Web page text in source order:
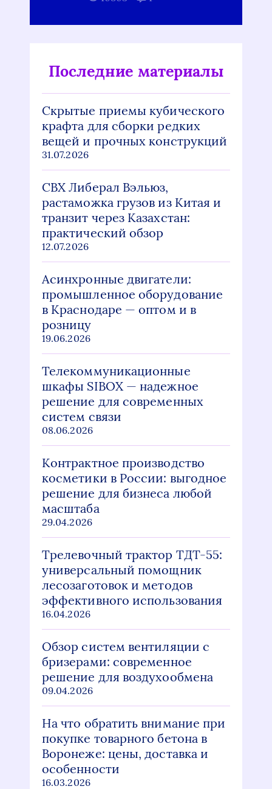
Последние материалы
Скрытые приемы кубического
крафта для сборки редких
вещей и прочных конструкций
31.07.2026
СВХ Либерал Вэльюз,
растаможка грузов из Китая и
транзит через Казахстан:
практический обзор
12.07.2026
Асинхронные двигатели:
промышленное оборудование
в Краснодаре — оптом и в
розницу
19.06.2026
Телекоммуникационные
шкафы SIBOX — надежное
решение для современных
систем связи
08.06.2026
Контрактное производство
косметики в России: выгодное
решение для бизнеса любой
масштаба
29.04.2026
Трелевочный трактор ТДТ-55:
универсальный помощник
лесозаготовок и методов
эффективного использования
16.04.2026
Обзор систем вентиляции с
бризерами: современное
решение для воздухообмена
09.04.2026
На что обратить внимание при
покупке товарного бетона в
Воронеже: цены, доставка и
особенности
16.03.2026